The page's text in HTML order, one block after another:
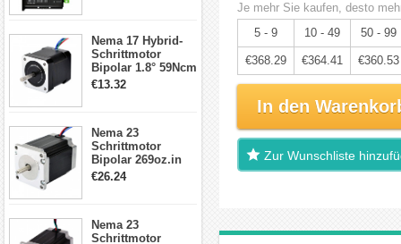
Schrittmotor
Nema 17 Hybrid-
Schrittmotor
Bipolar 1.8° 59Ncm
2A 4 Drähte mit 1m
€13.32
Nema 23
Schrittmotor
Bipolar 269oz.in
2,8A 57x57x76mm
€26.24
Nema 23
Schrittmotor
Je mehr Sie kaufen, desto
5 - 9
10 - 49 50 - 99
€368.29 €364.41 €360.53
In den
Zur Wunschliste